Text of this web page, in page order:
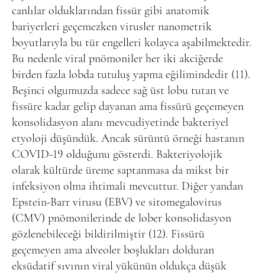
canlılar olduklarından fissür gibi anatomik
bariyerleri geçemezken virusler nanometrik
boyutlarıyla bu tür engelleri kolayca aşabilmektedir.
Bu nedenle viral pnömoniler her iki akciğerde
birden fazla lobda tutuluş yapma eğilimindedir (11).
Beşinci olgumuzda sadece sağ üst lobu tutan ve
fissüre kadar gelip dayanan ama fissürü geçemeyen
konsolidasyon alanı mevcudiyetinde bakteriyel
etyoloji düşündük. Ancak sürüntü örneği hastanın
COVID-19 olduğunu gösterdi. Bakteriyolojik
olarak kültürde üreme saptanmasa da mikst bir
infeksiyon olma ihtimali mevcuttur. Diğer yandan
Epstein-Barr virusu (EBV) ve sitomegalovirus
(CMV) pnömonilerinde de lober konsolidasyon
gözlenebileceği bildirilmiştir (12). Fissürü
geçemeyen ama alveoler boşlukları dolduran
eksüdatif sıvının viral yükünün oldukça düşük